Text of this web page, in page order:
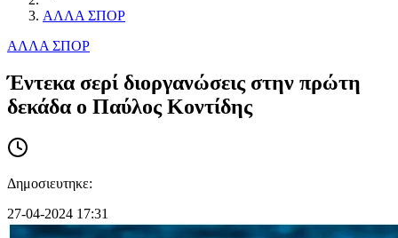
ΑΛΛΑ ΣΠΟΡ
ΑΛΛΑ ΣΠΟΡ
Έντεκα σερί διοργανώσεις στην πρώτη
δεκάδα ο Παύλος Κοντίδης
Δημοσιευτηκε:
27-04-2024 17:31